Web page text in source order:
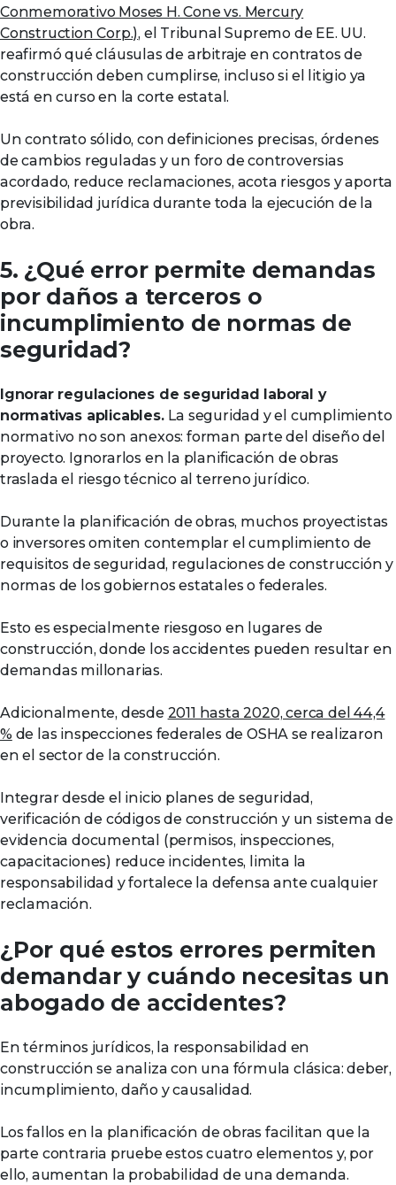
Conmemorativo Moses H. Cone vs. Mercury
Construction Corp.), el Tribunal Supremo de EE. UU.
reafirmó qué cláusulas de arbitraje en contratos de
construcción deben cumplirse, incluso si el litigio ya
está en curso en la corte estatal.
Un contrato sólido, con definiciones precisas, órdenes
de cambios reguladas y un foro de controversias
acordado, reduce reclamaciones, acota riesgos y aporta
previsibilidad jurídica durante toda la ejecución de la
obra.
5. ¿Qué error permite demandas
por daños a terceros o
incumplimiento de normas de
seguridad?
Ignorar regulaciones de seguridad laboral y
normativas aplicables. La seguridad y el cumplimiento
normativo no son anexos: forman parte del diseño del
proyecto. Ignorarlos en la planificación de obras
traslada el riesgo técnico al terreno jurídico.
Durante la planificación de obras, muchos proyectistas
o inversores omiten contemplar el cumplimiento de
requisitos de seguridad, regulaciones de construcción y
normas de los gobiernos estatales o federales.
Esto es especialmente riesgoso en lugares de
construcción, donde los accidentes pueden resultar en
demandas millonarias.
Adicionalmente, desde 2011 hasta 2020, cerca del 44,4
% de las inspecciones federales de OSHA se realizaron
en el sector de la construcción.
Integrar desde el inicio planes de seguridad,
verificación de códigos de construcción y un sistema de
evidencia documental (permisos, inspecciones,
capacitaciones) reduce incidentes, limita la
responsabilidad y fortalece la defensa ante cualquier
reclamación.
¿Por qué estos errores permiten
demandar y cuándo necesitas un
abogado de accidentes?
En términos jurídicos, la responsabilidad en
construcción se analiza con una fórmula clásica: deber,
incumplimiento, daño y causalidad.
Los fallos en la planificación de obras facilitan que la
parte contraria pruebe estos cuatro elementos y, por
ello, aumentan la probabilidad de una demanda.